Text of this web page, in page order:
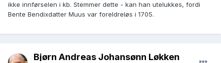
ikke innførselen i kb. Stemmer dette - kan han utelukkes, fordi
Bente Bendixdatter Muus var foreldreløs i 1705.
Bjørn Andreas Johansønn Løkken